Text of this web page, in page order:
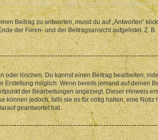
Beitrag zu antworten, musst du auf „Antworten“
der Foren- und der Beitragsansicht aufgelistet. Z. B.
löschen. Du kannst einen Beitrag bearbeiten,
möglich. Wenn bereits jemand auf deinen
der Bearbeitungen angezeigt. Dieser Hinweis
jedoch, falls sie es für nötig halten, eine
geantwortet hat.